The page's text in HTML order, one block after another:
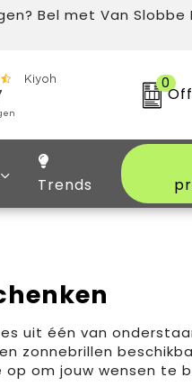
Bel met Van Slobbe
0
Trends
uit één van
zonnebrillen
om jouw wensen te